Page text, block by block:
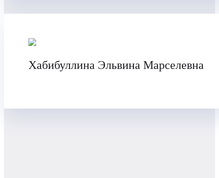
Хабибуллина Эльвина Марселевна